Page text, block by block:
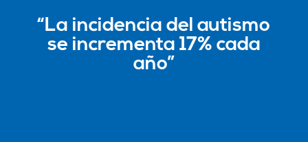
“La incidencia del autismo
se incrementa 17% cada
año”